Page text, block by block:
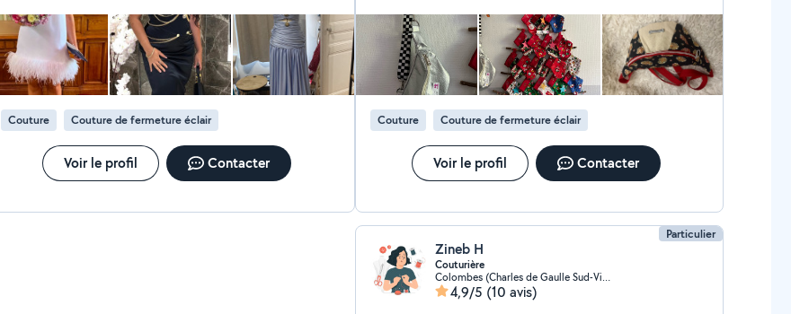
réalisé très rapidement (moins d’une semaine). En plus d’être
rapide elle est très sympathique et arrangeante, je
recommande fortement.
Couture Couture de fermeture éclair
Voir le profil Contacter
Couture Couture de fermeture éclair
Voir le profil Contacter
Particulier
Zineb H
Couturière
Colombes (Charles de Gaulle Sud-Victor Basch)
4,9/5 (10 avis)